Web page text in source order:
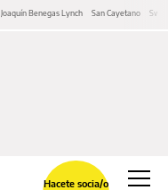
Joaquín Benegas Lynch San Cayetano
Hacete socia/o